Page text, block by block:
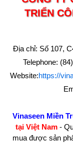
TRIỂN
Địa chỉ: Số 107,
Telephone:
Website:https://
Vinaseen Miền
tại Việt Nam-
mua được sản